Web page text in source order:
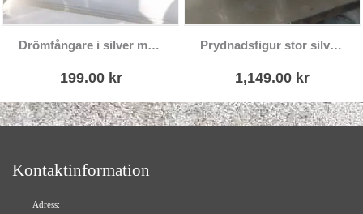
Drömfångare i silver metall elefant
199.00 kr
Prydnadsfigur stor silverfärgad elefant
1,149.00 kr
Kontaktinformation
Adress: